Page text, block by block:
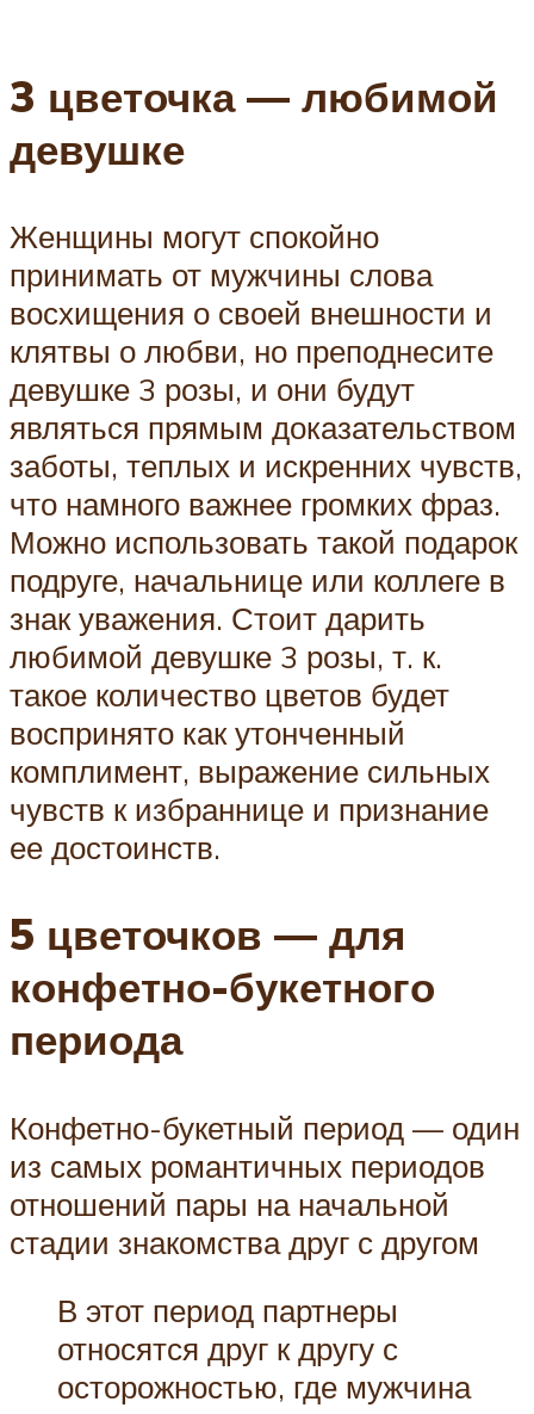
3 цветочка — любимой
девушке
Женщины могут спокойно
принимать от мужчины слова
восхищения о своей внешности и
клятвы о любви, но преподнесите
девушке 3 розы, и они будут
являться прямым доказательством
заботы, теплых и искренних чувств,
что намного важнее громких фраз.
Можно использовать такой подарок
подруге, начальнице или коллеге в
знак уважения. Стоит дарить
любимой девушке 3 розы, т. к.
такое количество цветов будет
воспринято как утонченный
комплимент, выражение сильных
чувств к избраннице и признание
ее достоинств.
5 цветочков — для
конфетно-букетного
периода
Конфетно-букетный период — один
из самых романтичных периодов
отношений пары на начальной
стадии знакомства друг с другом
В этот период партнеры
относятся друг к другу с
осторожностью, где мужчина